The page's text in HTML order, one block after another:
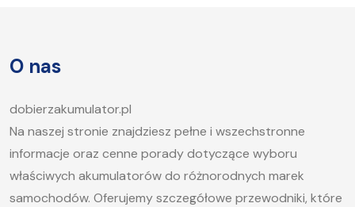
O nas
dobierzakumulator.pl
Na naszej stronie znajdziesz pełne i wszechstronne
informacje oraz cenne porady dotyczące wyboru
właściwych akumulatorów do różnorodnych marek
samochodów. Oferujemy szczegółowe przewodniki, które